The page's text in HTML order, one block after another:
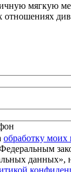
мягкую
отношениях
обработку моих
данных»,